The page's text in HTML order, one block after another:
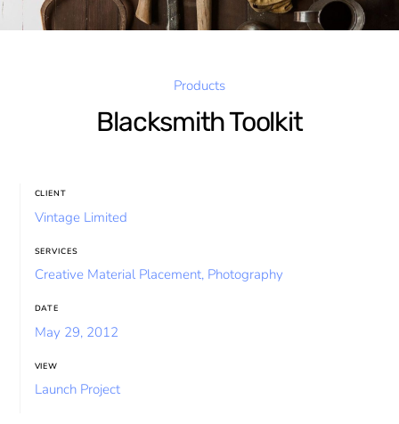
Products
Blacksmith Toolkit
CLIENT
Vintage Limited
SERVICES
Creative Material Placement, Photography
DATE
May 29, 2012
VIEW
Launch Project